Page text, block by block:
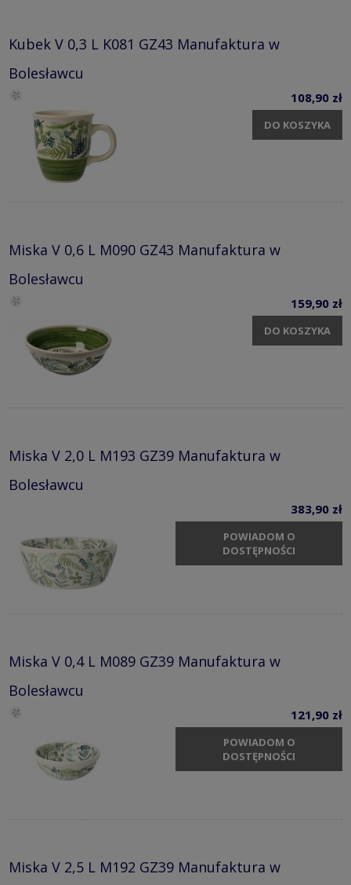
Kubek V 0,3 L K081 GZ43 Manufaktura w
Bolesławcu
108,90 zł
DO KOSZYKA
Miska V 0,6 L M090 GZ43 Manufaktura w
Bolesławcu
159,90 zł
DO KOSZYKA
Miska V 2,0 L M193 GZ39 Manufaktura w
Bolesławcu
383,90 zł
POWIADOM O
DOSTĘPNOŚCI
Miska V 0,4 L M089 GZ39 Manufaktura w
Bolesławcu
121,90 zł
POWIADOM O
DOSTĘPNOŚCI
Miska V 2,5 L M192 GZ39 Manufaktura w